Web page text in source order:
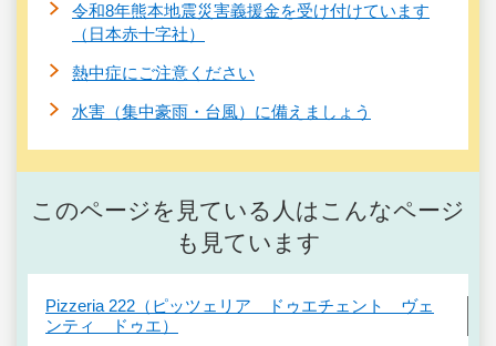
令和8年熊本地震災害義援金を受け付けています
（日本赤十字社）
熱中症にご注意ください
水害（集中豪雨・台風）に備えましょう
このページを見ている人はこんなページ
も見ています
Pizzeria 222（ピッツェリア ドゥエチェント ヴェ
ンティ ドゥエ）